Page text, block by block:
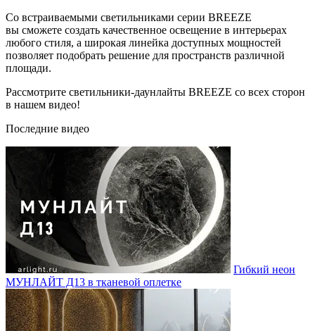
Со встраиваемыми светильниками серии BREEZE
вы сможете создать качественное освещение в интерьерах
любого стиля, а широкая линейка доступных мощностей
позволяет подобрать решение для пространств различной
площади.
Рассмотрите светильники-даунлайты BREEZE со всех сторон
в нашем видео!
Последние видео
Гибкий неон
МУНЛАЙТ Д13 в тканевой оплетке